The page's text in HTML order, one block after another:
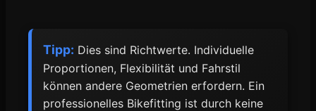
Tipp: Dies sind Richtwerte. Individuelle
Proportionen, Flexibilität und Fahrstil
können andere Geometrien erfordern. Ein
professionelles Bikefitting ist durch keine